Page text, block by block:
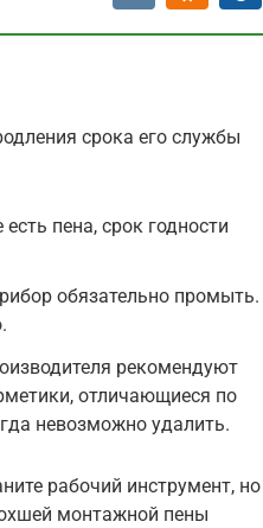
срока его службы
пена, срок годности
обязательно промыть.
рекомендуют
отличающиеся по
невозможно удалить.
рабочий инструмент, но
монтажной пены